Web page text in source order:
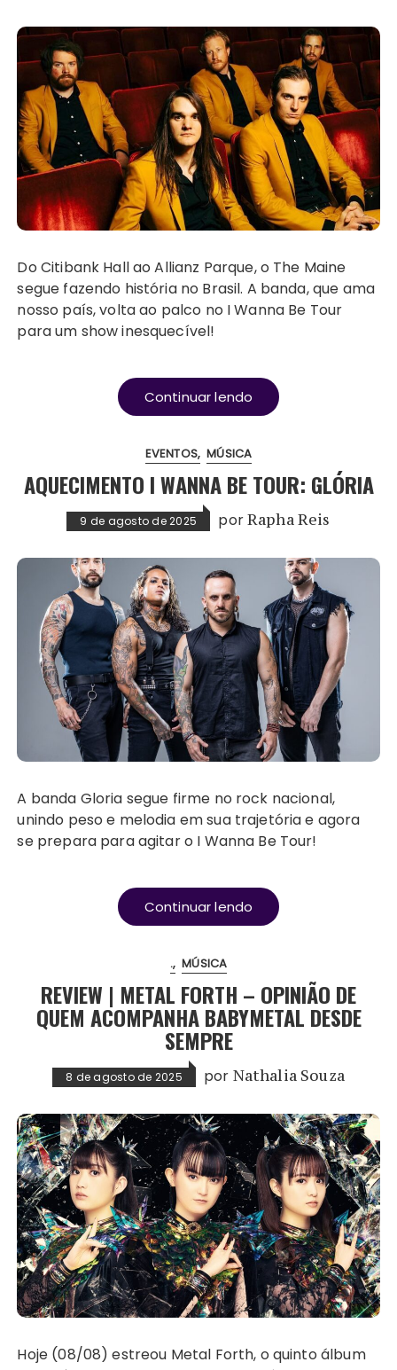
Do Citibank Hall ao Allianz Parque, o The Maine
segue fazendo história no Brasil. A banda, que ama
nosso país, volta ao palco no I Wanna Be Tour
para um show inesquecível!
Continuar lendo
EVENTOS MÚSICA
AQUECIMENTO I WANNA BE TOUR: GLÓRIA
9 de agosto de 2025 porRapha Reis
A banda Gloria segue firme no rock nacional,
unindo peso e melodia em sua trajetória e agora
se prepara para agitar o I Wanna Be Tour!
Continuar lendo
. MÚSICA
REVIEW | METAL FORTH – OPINIÃO DE
QUEM ACOMPANHA BABYMETAL DESDE
SEMPRE
8 de agosto de 2025 por Nathalia Souza
Hoje (08/08) estreou Metal Forth, o quinto álbum